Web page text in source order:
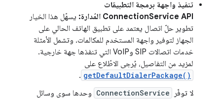
تنفيذ واجهة برمجة التطبيقات
ConnectionService API المُدارة:
يسهّل هذا الخيار
تطوير حلّ اتصال يعتمد على تطبيق الهاتف الحالي على
الجهاز لتوفير واجهة المستخدم للمكالمات. وتشمل الأمثلة
خدمات اتصالات SIP وVoIP التي تنفذها جهة خارجية.
لمزيد من التفاصيل، يُرجى الاطّلاع على
getDefaultDialerPackage()
.
لا توفّر
ConnectionService وحدها سوى وسائل